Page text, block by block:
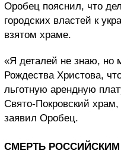
Оробец пояснил, что
городских властей к
взятом храме.
«Я деталей не знаю, но
Рождества Христова,
льготную арендную
Свято-Покровский
заявил Оробец.
СМЕРТЬ